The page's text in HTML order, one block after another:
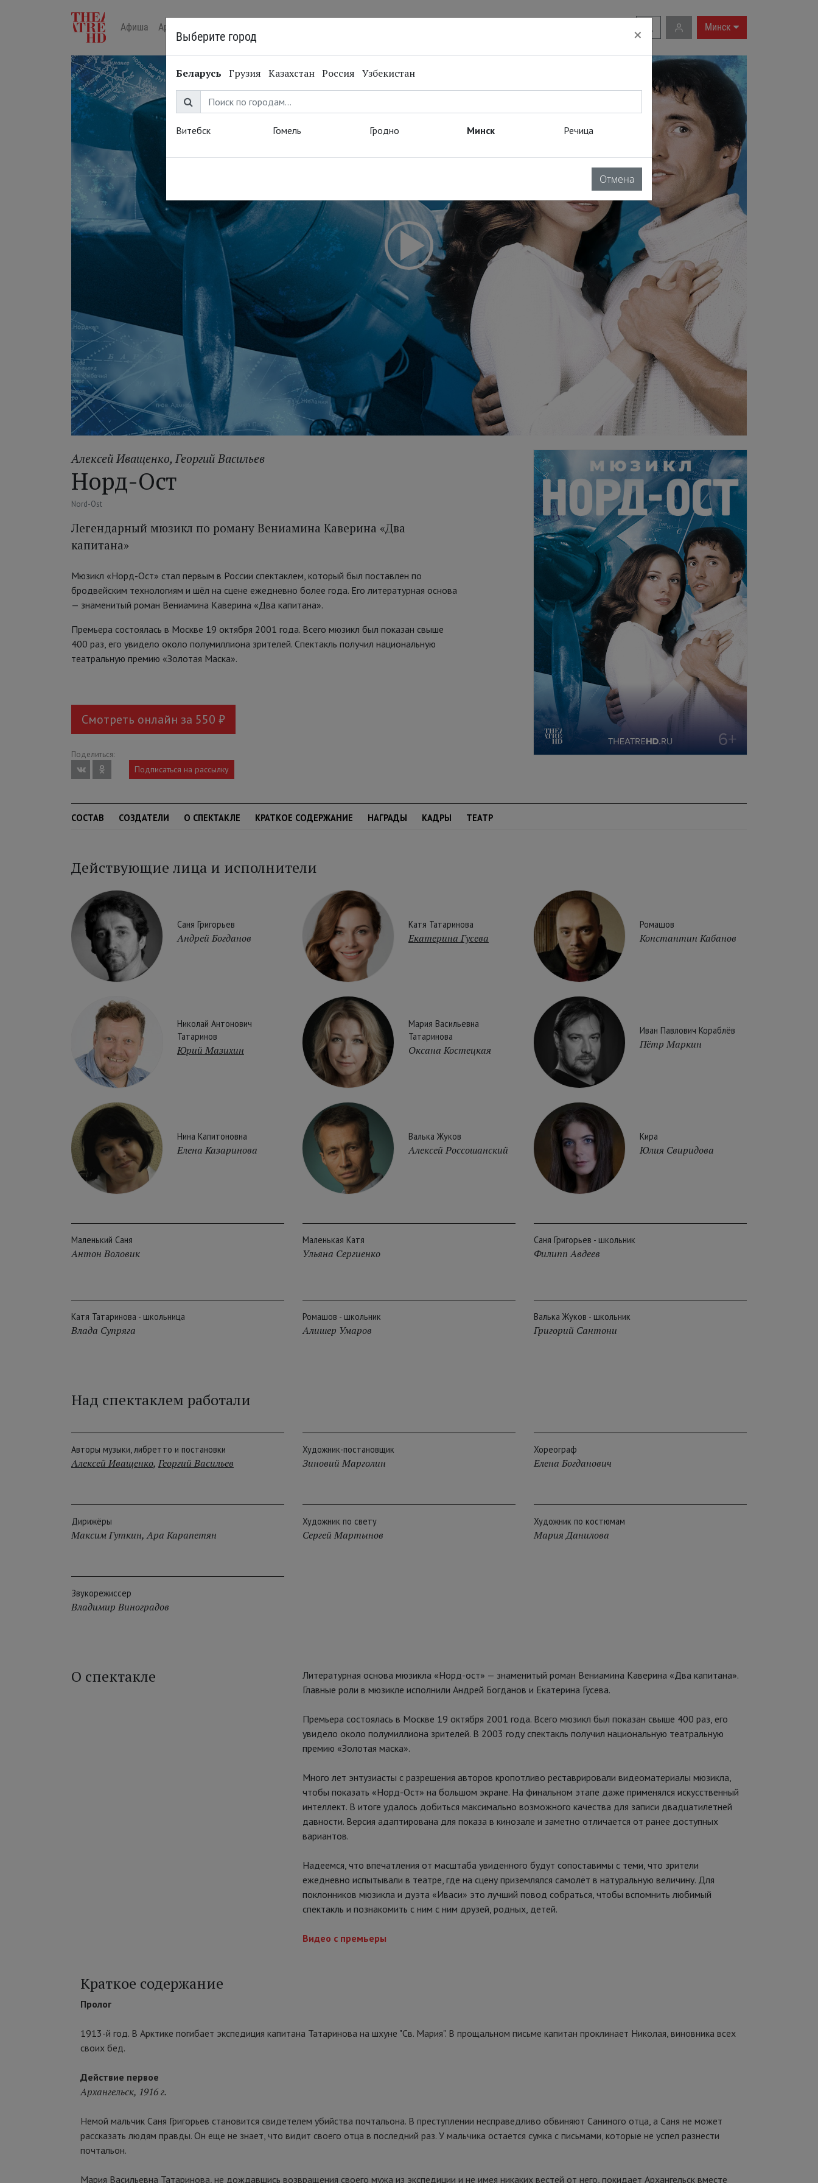
Минск
Афиша Арт-лекторий в кино
Алексей Иващенко, Георгий Васильев
Норд-Ост
Nord-Ost
Легендарный мюзикл по роману Вениамина Каверина «Два
капитана»
Мюзикл «Норд-Ост» стал первым в России спектаклем, который был поставлен по
бродвейским технологиям и шёл на сцене ежедневно более года. Его литературная основа
— знаменитый роман Вениамина Каверина «Два капитана».
Премьера состоялась в Москве 19 октября 2001 года. Всего мюзикл был показан свыше
400 раз, его увидело около полумиллиона зрителей. Спектакль получил национальную
театральную премию «Золотая Маска».
Смотреть онлайн за 550 ₽
Поделиться:
Подписаться на рассылку
СОСТАВ СОЗДАТЕЛИ О СПЕКТАКЛЕ КРАТКОЕ СОДЕРЖАНИЕ НАГРАДЫ КАДРЫ ТЕАТР
Действующие лица и исполнители
Саня Григорьев
Андрей Богданов
Катя Татаринова
Екатерина Гусева
Ромашов
Константин Кабанов
Николай Антонович
Татаринов
Юрий Мазихин
Мария Васильевна
Татаринова
Оксана Костецкая
Иван Павлович Кораблёв
Пётр Маркин
Нина Капитоновна
Елена Казаринова
Валька Жуков
Алексей Россошанский
Кира
Юлия Свиридова
Маленький Саня
Антон Воловик
Маленькая Катя
Ульяна Сергиенко
Саня Григорьев - школьник
Филипп Авдеев
Катя Татаринова - школьница
Влада Супряга
Ромашов - школьник
Алишер Умаров
Валька Жуков - школьник
Григорий Сантони
Над спектаклем работали
Авторы музыки, либретто и постановки
Алексей Иващенко, Георгий Васильев
Художник-постановщик
Зиновий Марголин
Хореограф
Елена Богданович
Дирижёры
Максим Гуткин,Ара Карапетян
Художник по свету
Сергей Мартынов
Художник по костюмам
Мария Данилова
Звукорежиссер
Владимир Виноградов
О спектакле
Литературная основа мюзикла «Норд-ост» — знаменитый роман Вениамина Каверина «Два капитана».
Главные роли в мюзикле исполнили Андрей Богданов и Екатерина Гусева.
Премьера состоялась в Москве 19 октября 2001 года. Всего мюзикл был показан свыше 400 раз, его
увидело около полумиллиона зрителей. В 2003 году спектакль получил национальную театральную
премию «Золотая маска».
Много лет энтузиасты с разрешения авторов кропотливо реставрировали видеоматериалы мюзикла,
чтобы показать «Норд-Ост» на большом экране. На финальном этапе даже применялся искусственный
интеллект. В итоге удалось добиться максимально возможного качества для записи двадцатилетней
давности. Версия адаптирована для показа в кинозале и заметно отличается от ранее доступных
вариантов.
Надеемся, что впечатления от масштаба увиденного будут сопоставимы с теми, что зрители
ежедневно испытывали в театре, где на сцену приземлялся самолёт в натуральную величину. Для
поклонников мюзикла и дуэта «Иваси» это лучший повод собраться, чтобы вспомнить любимый
спектакль и познакомить с ним с ним друзей, родных, детей.
Видео с премьеры
Краткое содержание
Пролог
1913-й год. В Арктике погибает экспедиция капитана Татаринова на шхуне "Св. Мария". В прощальном письме капитан проклинает Николая, виновника всех
своих бед.
Действие первое
Архангельск, 1916 г.
Немой мальчик Саня Григорьев становится свидетелем убийства почтальона. В преступлении несправедливо обвиняют Саниного отца, а Саня не может
рассказать людям правды. Он еще не знает, что видит своего отца в последний раз. У мальчика остается сумка с письмами, которые не успел разнести
почтальон.
Мария Васильевна Татаринова, не дождавшись возвращения своего мужа из экспедиции и не имея никаких вестей от него, покидает Архангельск вместе
Выберите город ×
Беларусь Грузия Казахстан Россия Узбекистан
Витебск Гомель Гродно Минск Речица
Отмена